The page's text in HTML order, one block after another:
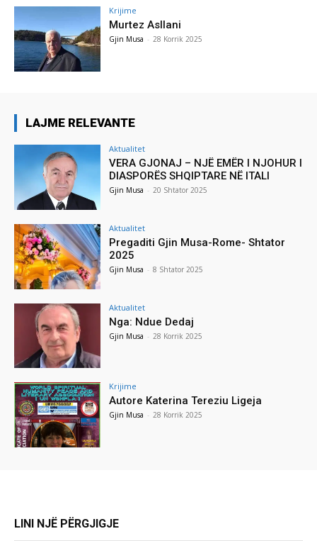
Krijime
Murtez Asllani
Gjin Musa - 28 Korrik 2025
LAJME RELEVANTE
Aktualitet
VERA GJONAJ – NJË EMËR I NJOHUR I
DIASPORËS SHQIPTARE NË ITALI
Gjin Musa - 20 Shtator 2025
Aktualitet
Pregaditi Gjin Musa-Rome- Shtator
2025
Gjin Musa - 8 Shtator 2025
Aktualitet
Nga: Ndue Dedaj
Gjin Musa - 28 Korrik 2025
Krijime
Autore Katerina Tereziu Ligeja
Gjin Musa - 28 Korrik 2025
LINI NJË PËRGJIGJE